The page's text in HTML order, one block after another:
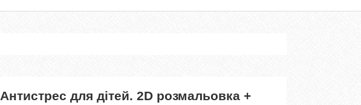
Антистрес для дітей. 2D розмальовка +